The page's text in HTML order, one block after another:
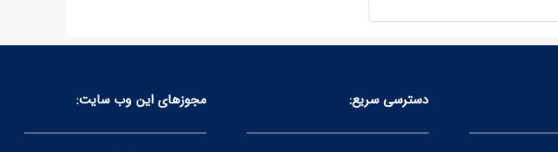
دسترسی سریع: مجوز‌های این وب سایت: